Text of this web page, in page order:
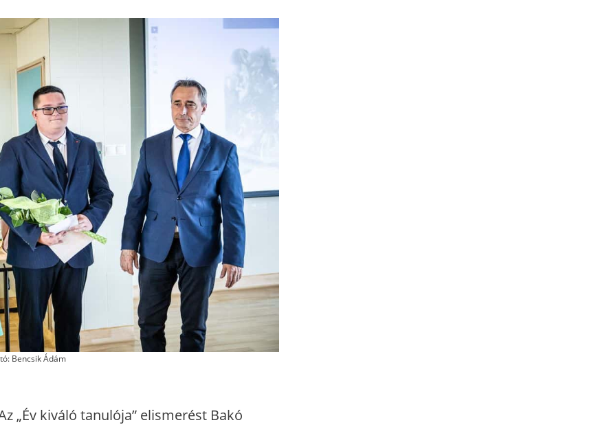
Bencsik Ádám
„Év kiváló tanulója” elismerést Bakó